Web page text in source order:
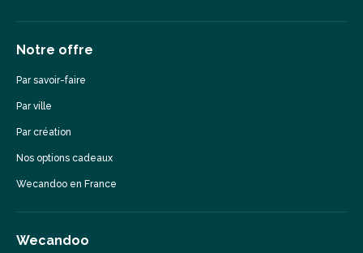
Notre offre
Par savoir-faire
Par ville
Par création
Nos options cadeaux
Wecandoo en France
Wecandoo